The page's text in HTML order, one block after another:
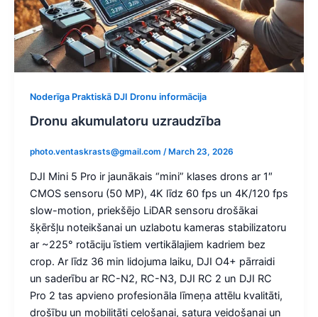
Noderīga Praktiskā DJI Dronu informācija
Dronu akumulatoru uzraudzība
photo.ventaskrasts@gmail.com / March 23, 2026
DJI Mini 5 Pro ir jaunākais “mini” klases drons ar 1″
CMOS sensoru (50 MP), 4K līdz 60 fps un 4K/120 fps
slow-motion, priekšējo LiDAR sensoru drošākai
šķēršļu noteikšanai un uzlabotu kameras stabilizatoru
ar ~225° rotāciju īstiem vertikālajiem kadriem bez
crop. Ar līdz 36 min lidojuma laiku, DJI O4+ pārraidi
un saderību ar RC-N2, RC-N3, DJI RC 2 un DJI RC
Pro 2 tas apvieno profesionāla līmeņa attēlu kvalitāti,
drošību un mobilitāti ceļošanai, satura veidošanai un